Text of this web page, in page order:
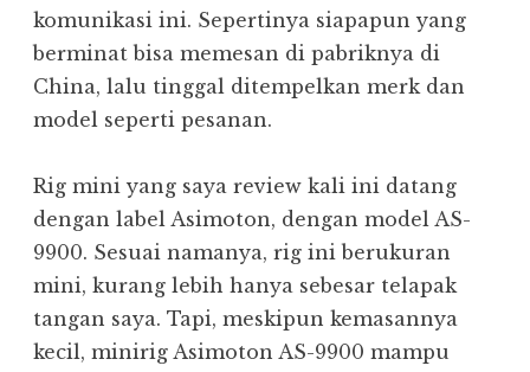
komunikasi ini. Sepertinya siapapun yang
berminat bisa memesan di pabriknya di
China, lalu tinggal ditempelkan merk dan
model seperti pesanan.
Rig mini yang saya review kali ini datang
dengan label Asimoton, dengan model AS-
9900. Sesuai namanya, rig ini berukuran
mini, kurang lebih hanya sebesar telapak
tangan saya. Tapi, meskipun kemasannya
kecil, minirig Asimoton AS-9900 mampu